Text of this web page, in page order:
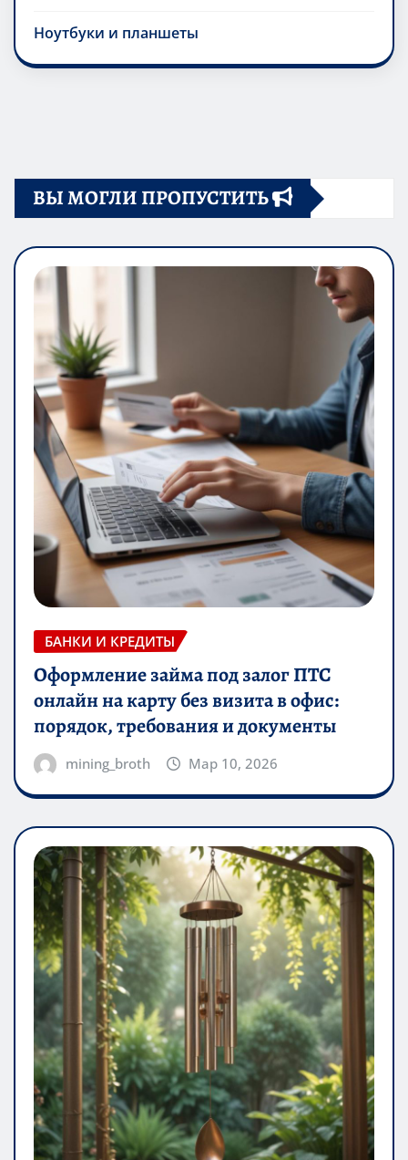
Ноутбуки и планшеты
ВЫ МОГЛИ ПРОПУСТИТЬ
БАНКИ И КРЕДИТЫ
Оформление займа под залог ПТС
онлайн на карту без визита в офис:
порядок, требования и документы
mining_broth Мар 10, 2026